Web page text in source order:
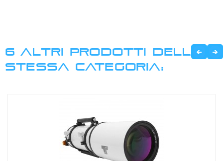
6 ALTRI PRODOTTI DELLA
STESSA CATEGORIA: